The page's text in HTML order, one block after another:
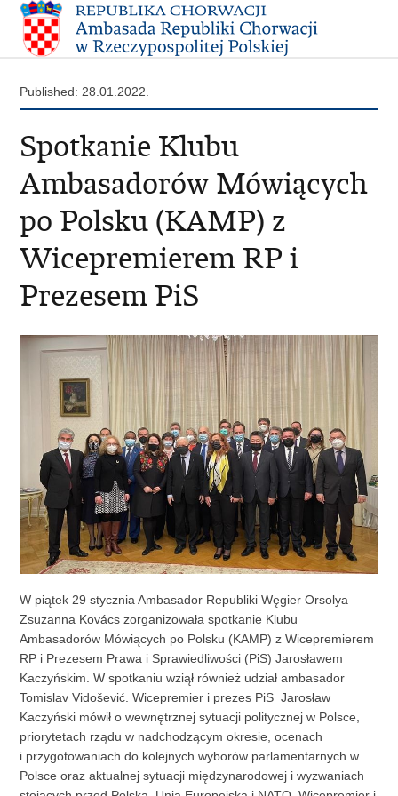
Published: 28.01.2022.
Spotkanie Klubu
Ambasadorów Mówiących
po Polsku (KAMP) z
Wicepremierem RP i
Prezesem PiS
W piątek 29 stycznia Ambasador Republiki Węgier Orsolya
Zsuzanna Kovács zorganizowała spotkanie Klubu
Ambasadorów Mówiących po Polsku (KAMP) z Wicepremierem
RP i Prezesem Prawa i Sprawiedliwości (PiS) Jarosławem
Kaczyńskim. W spotkaniu wziął również udział ambasador
Tomislav Vidošević. Wicepremier i prezes PiS Jarosław
Kaczyński mówił o wewnętrznej sytuacji politycznej w Polsce,
priorytetach rządu w nadchodzącym okresie, ocenach
i przygotowaniach do kolejnych wyborów parlamentarnych w
Polsce oraz aktualnej sytuacji międzynarodowej i wyzwaniach